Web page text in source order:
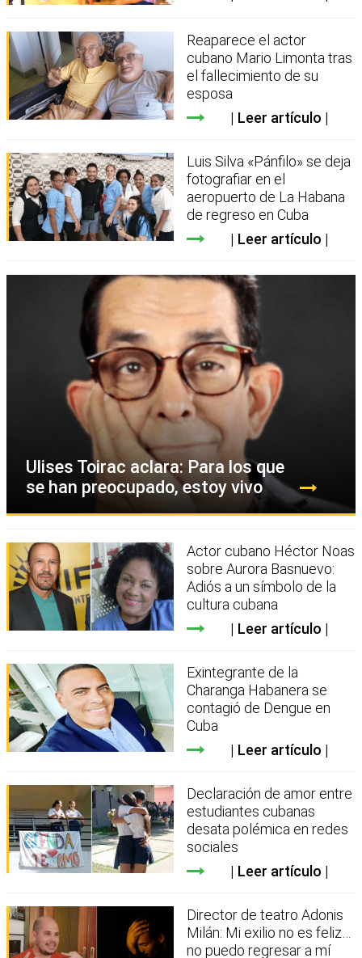
Reaparece el actor
cubano Mario Limonta tras
el fallecimiento de su
esposa
Leer artículo
Luis Silva «Pánfilo» se deja
fotografiar en el
aeropuerto de La Habana
de regreso en Cuba
Leer artículo
Ulises Toirac aclara: Para los que
se han preocupado, estoy vivo
Actor cubano Héctor Noas
sobre Aurora Basnuevo:
Adiós a un símbolo de la
cultura cubana
Leer artículo
Exintegrante de la
Charanga Habanera se
contagió de Dengue en
Cuba
Leer artículo
Declaración de amor entre
estudiantes cubanas
desata polémica en redes
sociales
Leer artículo
Director de teatro Adonis
Milán: Mi exilio no es feliz…
no puedo regresar a mí